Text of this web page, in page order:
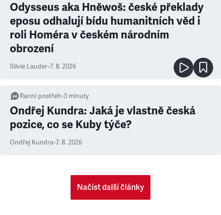
Odysseus aka Hněwoš: české překlady
eposu odhalují bídu humanitních věd i
roli Homéra v českém národním
obrození
Silvie Lauder•7. 8. 2026
Ranní postřeh•3 minuty
Ondřej Kundra: Jaká je vlastně česká
pozice, co se Kuby týče?
Ondřej Kundra•7. 8. 2026
Načíst další články